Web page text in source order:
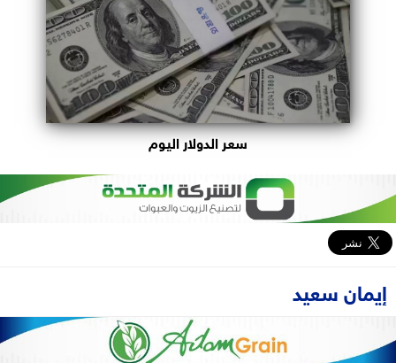
سعر الدولار اليوم
إيمان سعيد